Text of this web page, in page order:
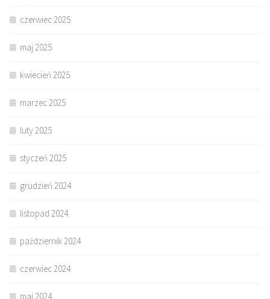
czerwiec 2025
maj 2025
kwiecień 2025
marzec 2025
luty 2025
styczeń 2025
grudzień 2024
listopad 2024
październik 2024
czerwiec 2024
maj 2024